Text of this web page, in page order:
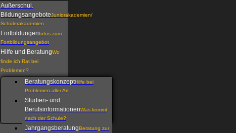
Außerschul.
BildungsangeboteJuniorakademien/
Schülerakademien
FortbildungenInfos zum
Fortbildungsangebot
Hilfe und BeratungWo
finde ich Rat bei
Problemen?
BeratungskonzeptHilfe bei
Problemen aller Art
Studien- und
BerufsinformationenWas kommt
nach der Schule?
JahrgangsberatungBeratung zur